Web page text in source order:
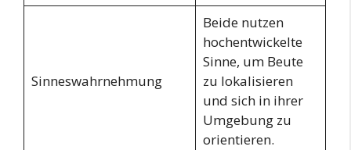
Sinneswahrnehmung
Beide nutzen
hochentwickelte
Sinne, um Beute
zu lokalisieren
und sich in ihrer
Umgebung zu
orientieren.